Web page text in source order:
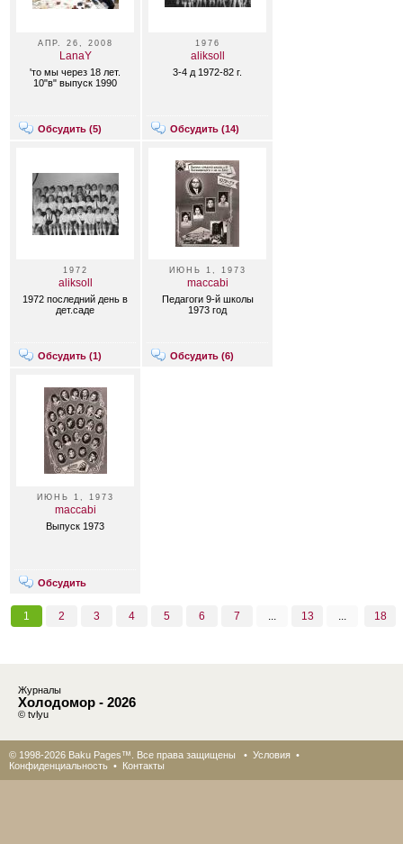
АПР. 26, 2008
LanaY
'то мы через 18 лет.
10"в" выпуск 1990
Обсудить (5)
1976
aliksoll
3-4 д 1972-82 г.
Обсудить (14)
1972
aliksoll
1972 последний день в
дет.саде
Обсудить (1)
ИЮНЬ 1, 1973
maccabi
Педагоги 9-й школы
1973 год
Обсудить (6)
ИЮНЬ 1, 1973
maccabi
Выпуск 1973
Обсудить
1 2 3 4 5 6 7 ... 13 ... 18
Журналы
Холодомор - 2026
© tvlyu
© 1998-2026 Baku Pages™. Все права защищены • Условия •
Конфиденциальность • Контакты